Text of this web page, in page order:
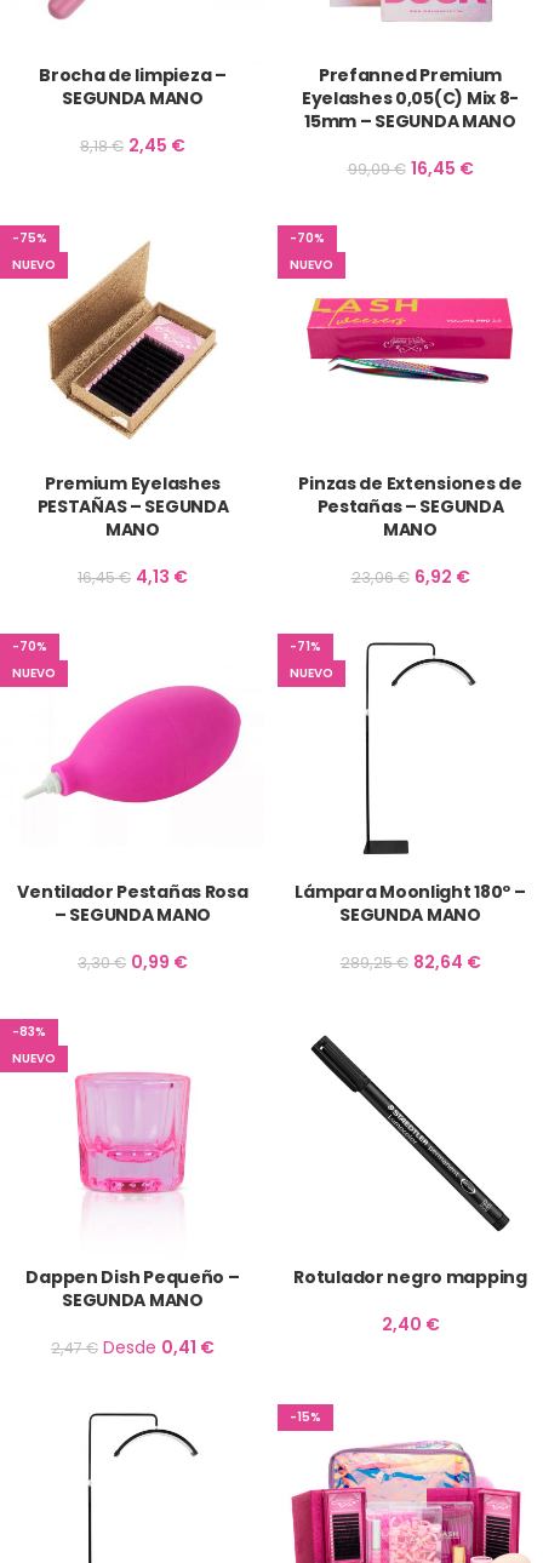
Brocha de limpieza –
SEGUNDA MANO
8,18€ 2,45 €
Prefanned Premium
Eyelashes 0,05(C) Mix 8-
15mm – SEGUNDA MANO
99,09€ 16,45 €
-75%
NUEVO
Premium Eyelashes
PESTAÑAS – SEGUNDA
MANO
16,45€ 4,13 €
-70%
NUEVO
Pinzas de Extensiones de
Pestañas – SEGUNDA
MANO
23,06€ 6,92 €
-70%
NUEVO
Ventilador Pestañas Rosa
– SEGUNDA MANO
3,30€ 0,99 €
-71%
NUEVO
Lámpara Moonlight 180º –
SEGUNDA MANO
289,25€ 82,64 €
-83%
NUEVO
Dappen Dish Pequeño –
SEGUNDA MANO
2,47€ Desde 0,41 €
Rotulador negro mapping
2,40 €
-15%